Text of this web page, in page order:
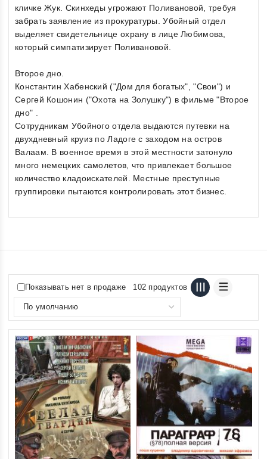
кличке Жук. Скинхеды угрожают Поливановой, требуя
забрать заявление из прокуратуры. Убойный отдел
выделяет свидетельнице охрану в лице Любимова,
который симпатизирует Поливановой.
Второе дно.
Константин Хабенский ("Дом для богатых", "Свои") и
Сергей Кошонин ("Охота на Золушку") в фильме "Второе
дно" .
Сотрудникам Убойного отдела выдаются путевки на
двухдневный круиз по Ладоге с заходом на остров
Валаам. В военное время в этой местности затонуло
много немецких самолетов, что привлекает большое
количество кладоискателей. Местные преступные
группировки пытаются контролировать этот бизнес.
Показывать нет в продаже 102 продуктов